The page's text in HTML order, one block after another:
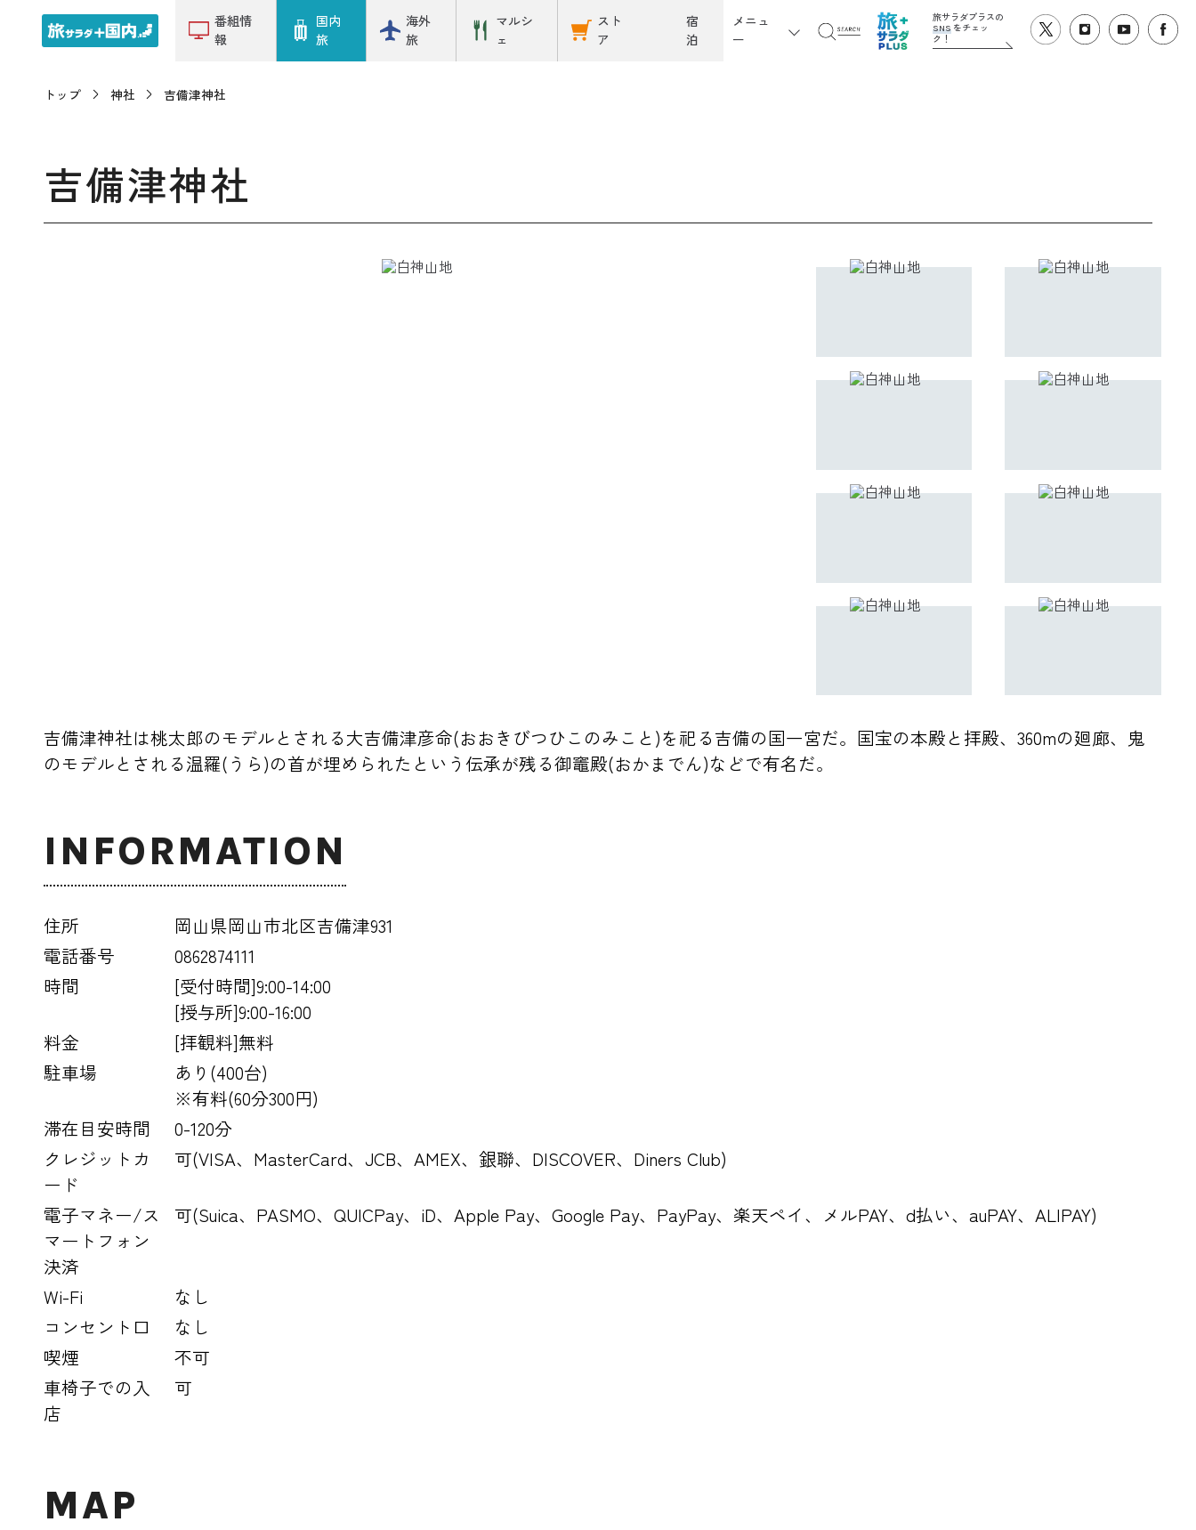
番組情
報
国内
旅
海外
旅
マルシ
ェ
スト
ア
宿
泊
メニュ
ー
旅サラダプラスの
SNSをチェッ
ク！
トップ 神社 吉備津神社
吉備津神社
吉備津神社は桃太郎のモデルとされる大吉備津彦命(おおきびつひこのみこと)を祀る吉備の国一宮だ。国宝の本殿と拝殿、360mの廻廊、鬼
のモデルとされる温羅(うら)の首が埋められたという伝承が残る御竈殿(おかまでん)などで有名だ。
INFORMATION
住所
岡山県岡山市北区吉備津931
電話番号
0862874111
時間
[受付時間]9:00-14:00
[授与所]9:00-16:00
料金
[拝観料]無料
駐車場
あり(400台)
※有料(60分300円)
滞在目安時間
0-120分
クレジットカ
ード
可(VISA、MasterCard、JCB、AMEX、銀聯、DISCOVER、Diners Club)
電子マネー/ス
マートフォン
決済
可(Suica、PASMO、QUICPay、iD、Apple Pay、Google Pay、PayPay、楽天ペイ、メルPAY、d払い、auPAY、ALIPAY)
Wi-Fi
なし
コンセント口
なし
喫煙
不可
車椅子での入
店
可
MAP